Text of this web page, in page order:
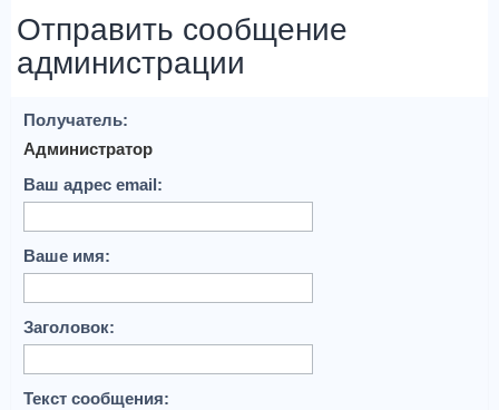
Отправить сообщение
администрации
Получатель:
Администратор
Ваш адрес email:
Ваше имя:
Заголовок:
Текст сообщения: